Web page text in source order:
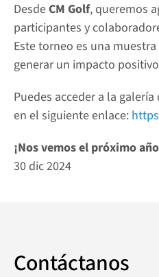
Desde CM Golf, queremos
participantes y
Este torneo es una
generar un impacto
Puedes acceder a la
en el siguiente enlace:
¡Nos vemos el próximo
30 dic 2024
Contáctanos